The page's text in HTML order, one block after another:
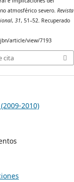
atmosférico severo.Revista
,31, 51–52. Recuperado
article/view/7193
cita
2010)